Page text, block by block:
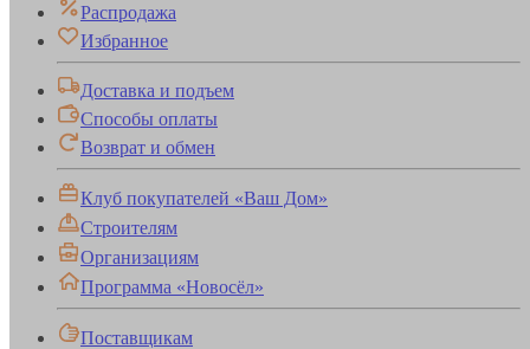
Распродажа
Избранное
Доставка и подъем
Способы оплаты
Возврат и обмен
Клуб покупателей «Ваш Дом»
Строителям
Организациям
Программа «Новосёл»
Поставщикам